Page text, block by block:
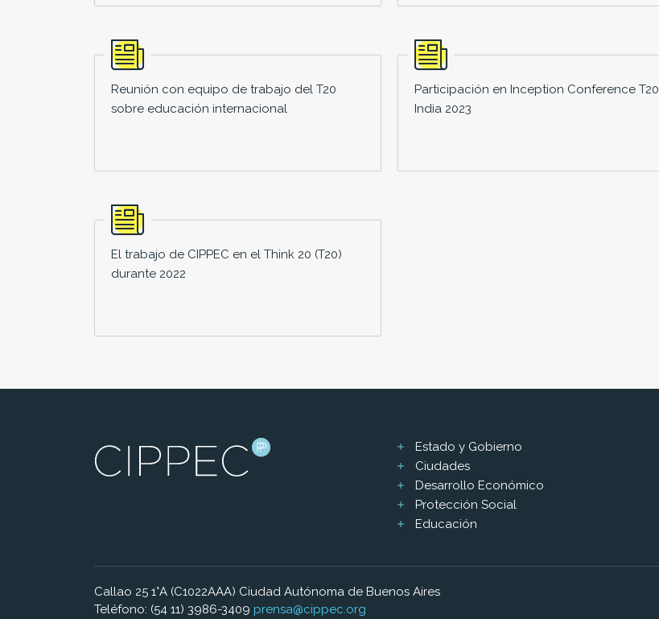
Reunión con equipo de trabajo del T20
sobre educación internacional
Participación en Inception Conference T20
India 2023
El trabajo de CIPPEC en el Think 20 (T20)
durante 2022
Estado y Gobierno
Ciudades
Desarrollo Económico
Protección Social
Educación
Callao 25 1°A (C1022AAA) Ciudad Autónoma de Buenos Aires
Teléfono: (54 11) 3986-3409 prensa@cippec.org